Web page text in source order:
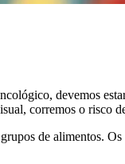
devemos
corremos o risco
de alimentos.